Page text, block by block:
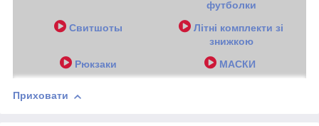
футболки
Свитшоты
Літні комплекти зі
знижкою
Рюкзаки
МАСКИ
Приховати